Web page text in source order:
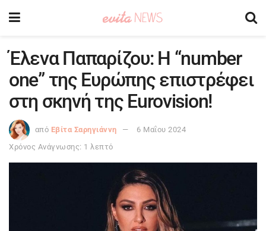
Έλενα Παπαρίζου: H “number
one” της Ευρώπης επιστρέφει
στη σκηνή της Eurovision!
από Εβίτα Σαρηγιάννη
6 Μαΐου 2024
Χρόνος Ανάγνωσης: 1 λεπτό